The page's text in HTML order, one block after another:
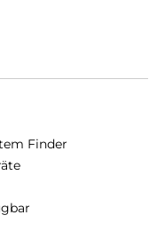
Finder